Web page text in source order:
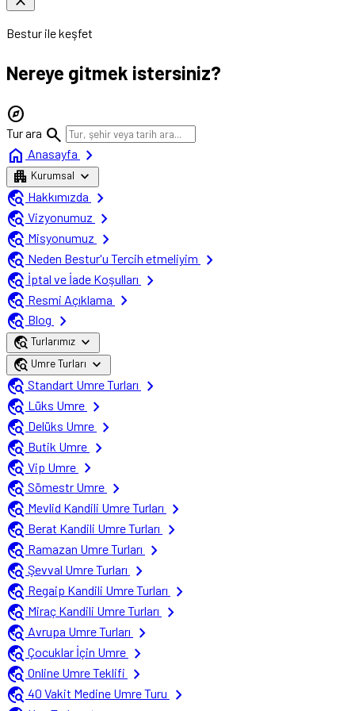
Bestur ile keşfet
Nereye gitmek istersiniz?
explore
Tur ara search
home Anasayfa chevron_right
apartment Kurumsal expand_more
travel_explore Hakkımızda
chevron_right
travel_explore Vizyonumuz
chevron_right
travel_explore Misyonumuz
chevron_right
travel_explore Neden Bestur'u Tercih etmeliyim
chevron_right
travel_explore İptal ve İade Koşulları
chevron_right
travel_explore Resmi Açıklama
chevron_right
travel_explore Blog chevron_right
travel_explore Turlarımız expand_more
travel_explore Umre Turları expand_more
travel_explore Standart Umre Turları
chevron_right
travel_explore Lüks Umre chevron_right
travel_explore Delüks Umre chevron_right
travel_explore Butik Umre chevron_right
travel_explore Vip Umre chevron_right
travel_explore Sömestr Umre chevron_right
travel_explore Mevlid Kandili Umre Turları
chevron_right
travel_explore Berat Kandili Umre Turları
chevron_right
travel_explore Ramazan Umre Turları
chevron_right
travel_explore Şevval Umre Turları
chevron_right
travel_explore Regaip Kandili Umre Turları
chevron_right
travel_explore Miraç Kandili Umre Turları
chevron_right
travel_explore Avrupa Umre Turları
chevron_right
travel_explore Çocuklar İçin Umre chevron_right
travel_explore Online Umre Teklifi
chevron_right
travel_explore 40 Vakit Medine Umre Turu
chevron_right